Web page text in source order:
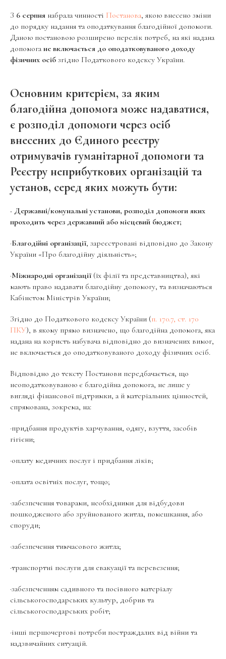
З 6 серпня набрала чинності Постанова, якою внесено зміни
до порядку надання та оподаткування благодійної допомоги.
Даною постановою розширено перелік потреб, на які надана
допомога не включається до оподатковуваного доходу
фізичних осіб згідно Податкового кодексу України.
Основним критерієм, за яким
благодійна допомога може надаватися,
є розподіл допомоги через осіб
внесених до Єдиного реєстру
отримувачів гуманітарної допомоги та
Реєстру неприбуткових організацій та
установ, серед яких можуть бути:
· Державні/комунальні установи, розподіл допомоги яких
проходить через державний або місцевий бюджет;
·Благодійні організації, зареєстровані відповідно до Закону
України «Про благодійну діяльність»;
·Міжнародні організації (їх філії та представництва), які
мають право надавати благодійну допомогу, та визначаються
Кабінетом Міністрів України;
Згідно до Податкового кодексу України (п. 170.7, ст. 170
ПКУ), в якому прямо визначено, що благодійна допомога, яка
надана на користь набувача відповідно до визначених вимог,
не включається до оподатковуваного доходу фізичних осіб.
Відповідно до тексту Постанови передбачається, що
неоподатковуваною є благодійна допомога, не лише у
вигляді фінансової підтримки, а й матеріальних цінностей,
спрямована, зокрема, на:
·придбання продуктів харчування, одягу, взуття, засобів
гігієни;
·оплату медичних послуг і придбання ліків;
·оплата освітніх послуг, тощо;
·забезпечення товарами, необхідними для відбудови
пошкодженого або зруйнованого житла, помешкання, або
споруди;
·забезпечення тимчасового житла;
·транспортні послуги для евакуації та перевезення;
·забезпеченням садивного та посівного матеріалу
сільськогосподарських культур, добрив та
сільськогосподарських робіт;
·інші першочергові потреби постраждалих від війни та
надзвичайних ситуацій.